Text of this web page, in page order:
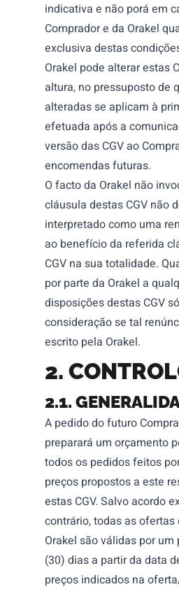
indicativa e não porá em
Comprador e da Orakel
exclusiva destas
Orakel pode alterar estas
altura, no pressuposto de
alteradas se aplicam à
efetuada após a
versão das CGV ao
encomendas futuras.
O facto da Orakel não
cláusula destas CGV não
interpretado como uma
ao benefício da referida
CGV na sua totalidade.
por parte da Orakel a
disposições destas CGV
consideração se tal
escrito pela Orakel.
2.
2.1.
A pedido do futuro
preparará um orçamento
todos os pedidos feitos
preços propostos a este
estas CGV. Salvo acordo
contrário, todas as
Orakel são válidas por
(30) dias a partir da data
preços indicados na